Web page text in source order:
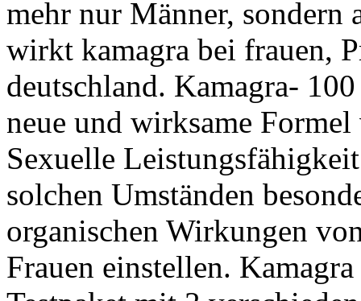
mehr nur Männer, sondern
wirkt kamagra bei frauen,
deutschland. Kamagra-
neue und wirksame
Sexuelle
solchen Umständen
organischen Wirkungen
Frauen einstellen.